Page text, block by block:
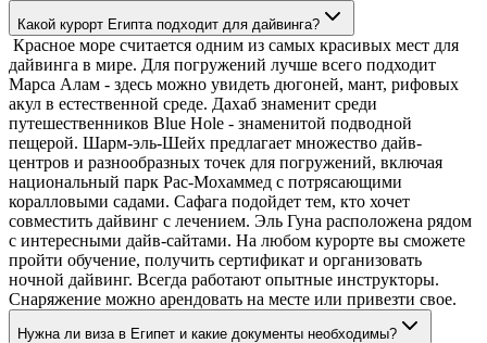
Какой курорт Египта подходит для дайвинга?
Красное море считается одним из самых красивых мест для
дайвинга в мире. Для погружений лучше всего подходит
Марса Алам - здесь можно увидеть дюгоней, мант, рифовых
акул в естественной среде. Дахаб знаменит среди
путешественников Blue Hole - знаменитой подводной
пещерой. Шарм-эль-Шейх предлагает множество дайв-
центров и разнообразных точек для погружений, включая
национальный парк Рас-Мохаммед с потрясающими
коралловыми садами. Сафага подойдет тем, кто хочет
совместить дайвинг с лечением. Эль Гуна расположена рядом
с интересными дайв-сайтами. На любом курорте вы сможете
пройти обучение, получить сертификат и организовать
ночной дайвинг. Всегда работают опытные инструкторы.
Снаряжение можно арендовать на месте или привезти свое.
Нужна ли виза в Египет и какие документы необходимы?